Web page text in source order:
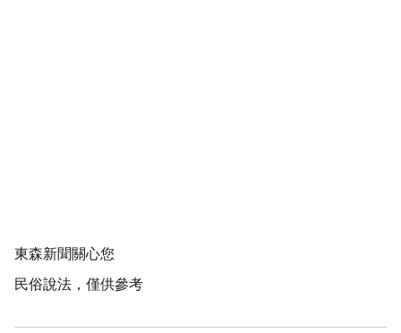
東森新聞關心您
民俗說法，僅供參考